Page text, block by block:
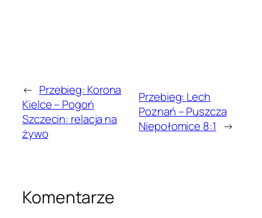
← Przebieg: Korona
Kielce – Pogoń
Szczecin: relacja na
żywo
Przebieg: Lech
Poznań – Puszcza
Niepołomice 8:1 →
Komentarze